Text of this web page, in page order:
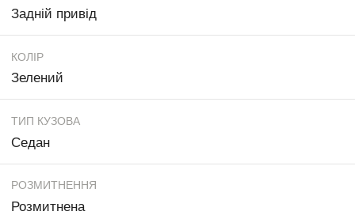
Задній привід
КОЛІР
Зелений
ТИП КУЗОВА
Седан
РОЗМИТНЕННЯ
Розмитнена